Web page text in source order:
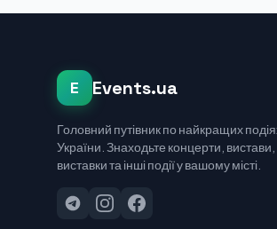
E Events.ua
Головний путівник по найкращих
України. Знаходьте концерти, вистави,
виставки та інші події у вашому місті.